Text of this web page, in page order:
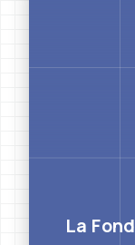
La